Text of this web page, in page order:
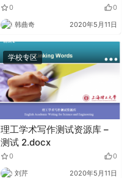
0 0
韩曲奇 2020年5月11日
学校专区
理工学术写作测试资源库 –
测试 2.docx
0 0
刘芹 2020年5月11日